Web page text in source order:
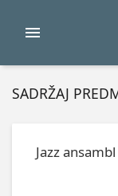
SADRŽAJ
Jazz ansambl